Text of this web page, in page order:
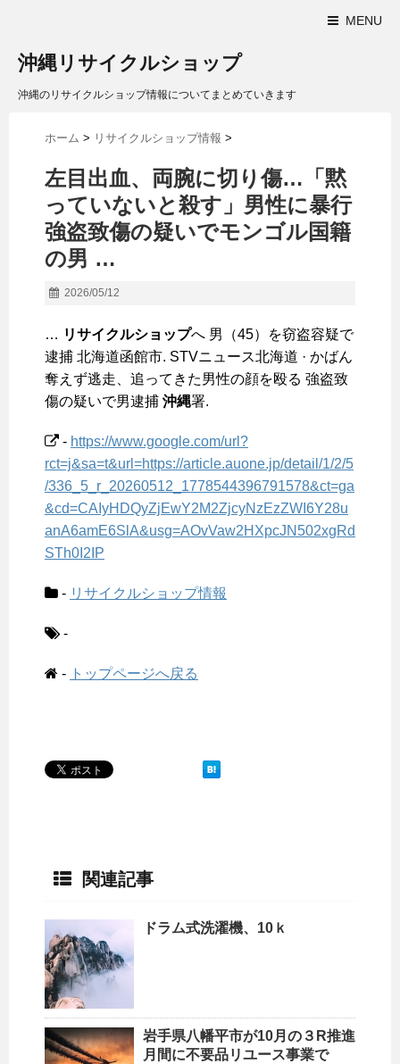
MENU
沖縄リサイクルショップ
沖縄のリサイクルショップ情報についてまとめていきます
ホーム > リサイクルショップ情報 >
左目出血、両腕に切り傷…「黙
っていないと殺す」男性に暴行
強盗致傷の疑いでモンゴル国籍
の男 …
2026/05/12
… リサイクルショップへ 男（45）を窃盗容疑で
逮捕 北海道函館市. STVニュース北海道 · かばん
奪えず逃走、追ってきた男性の顔を殴る 強盗致
傷の疑いで男逮捕 沖縄署.
- https://www.google.com/url?
rct=j&sa=t&url=https://article.auone.jp/detail/1/2/5
/336_5_r_20260512_1778544396791578&ct=ga
&cd=CAIyHDQyZjEwY2M2ZjcyNzEzZWI6Y28u
anA6amE6SlA&usg=AOvVaw2HXpcJN502xgRd
STh0I2IP
- リサイクルショップ情報
-
- トップページへ戻る
関連記事
ドラム式洗濯機、10ｋ
岩手県八幡平市が10月の３R推進
月間に不要品リユース事業で